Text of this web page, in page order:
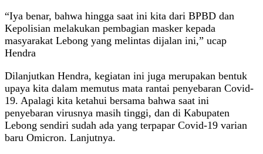
“Iya benar, bahwa hingga saat ini kita dari BPBD dan
Kepolisian melakukan pembagian masker kepada
masyarakat Lebong yang melintas dijalan ini,” ucap
Hendra
Dilanjutkan Hendra, kegiatan ini juga merupakan bentuk
upaya kita dalam memutus mata rantai penyebaran Covid-
19. Apalagi kita ketahui bersama bahwa saat ini
penyebaran virusnya masih tinggi, dan di Kabupaten
Lebong sendiri sudah ada yang terpapar Covid-19 varian
baru Omicron. Lanjutnya.